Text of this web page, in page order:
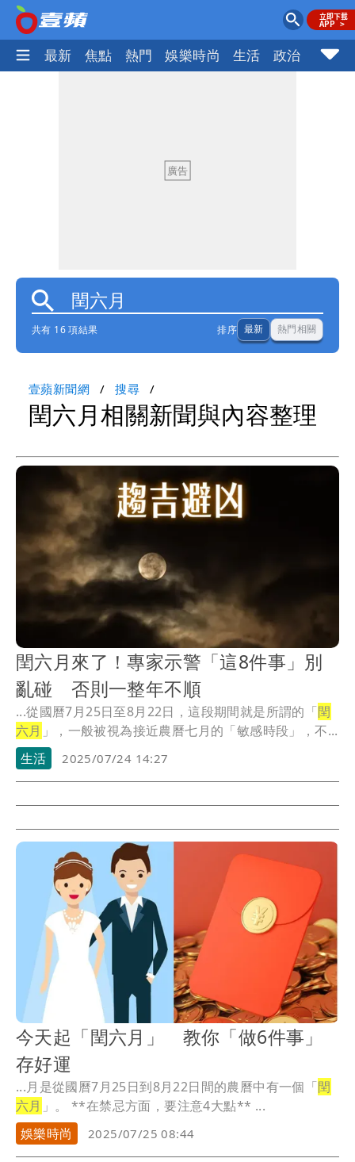
最新 焦點 熱門 娛樂時尚 生活 政治 社會
共有 16 項結果 排序 最新 熱門相關
壹蘋新聞網 搜尋
閏六月相關新聞與內容整理
閏六月來了！專家示警「這8件事」別
亂碰 否則一整年不順
...從國曆7月25日至8月22日，這段期間就是所謂的「閏
六月 」，一般被視為接近農曆七月的「敏感時段」，不...
生活
2025/07/24 14:27
今天起「閏六月」 教你「做6件事」
存好運
...月是從國曆7月25日到8月22日間的農曆中有一個「閏
六月
」。 **在禁忌方面，要注意4大點** ...
娛樂時尚
2025/07/25 08:44